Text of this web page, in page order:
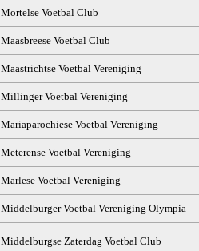
Mortelse Voetbal Club
Maasbreese Voetbal Club
Maastrichtse Voetbal Vereniging
Millinger Voetbal Vereniging
Mariaparochiese Voetbal Vereniging
Meterense Voetbal Vereniging
Marlese Voetbal Vereniging
Middelburger Voetbal Vereniging Olympia
Middelburgse Zaterdag Voetbal Club